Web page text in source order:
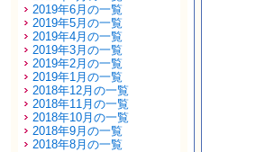
2019年6月の一覧
2019年5月の一覧
2019年4月の一覧
2019年3月の一覧
2019年2月の一覧
2019年1月の一覧
2018年12月の一覧
2018年11月の一覧
2018年10月の一覧
2018年9月の一覧
2018年8月の一覧